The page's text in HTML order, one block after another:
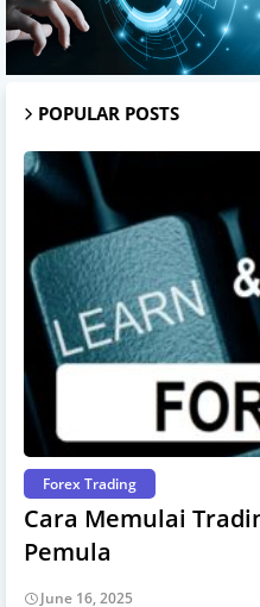
POPULAR POSTS
Forex Trading
Cara Memulai
Pemula
June 16, 2025